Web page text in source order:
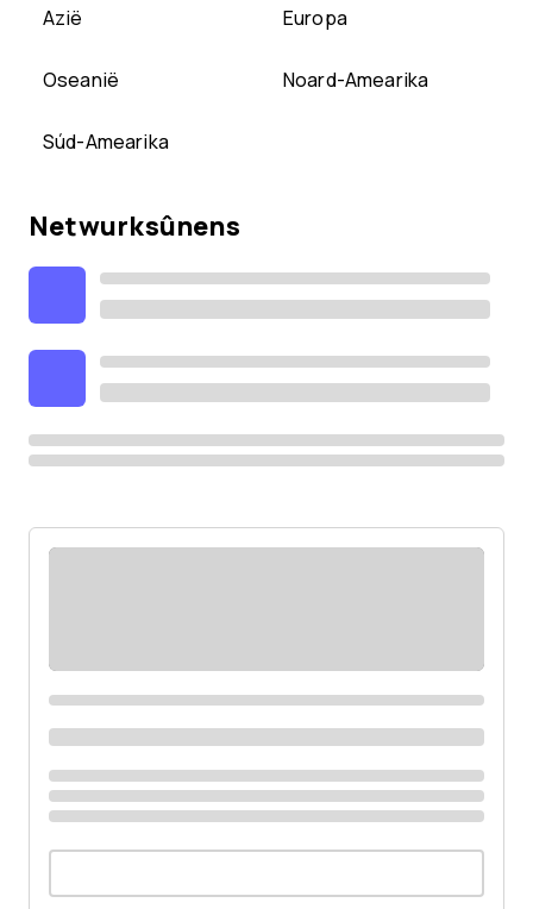
Azië Europa
Oseanië Noard-Amearika
Súd-Amearika
Netwurksûnens